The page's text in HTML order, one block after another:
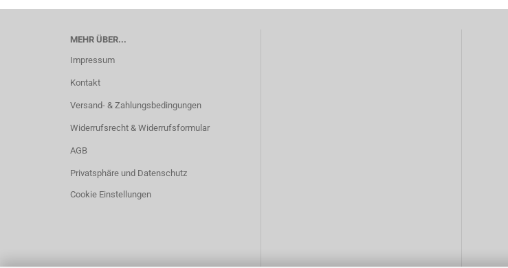
MEHR ÜBER...
Impressum
Kontakt
Versand- & Zahlungsbedingungen
Widerrufsrecht & Widerrufsformular
AGB
Privatsphäre und Datenschutz
Cookie Einstellungen